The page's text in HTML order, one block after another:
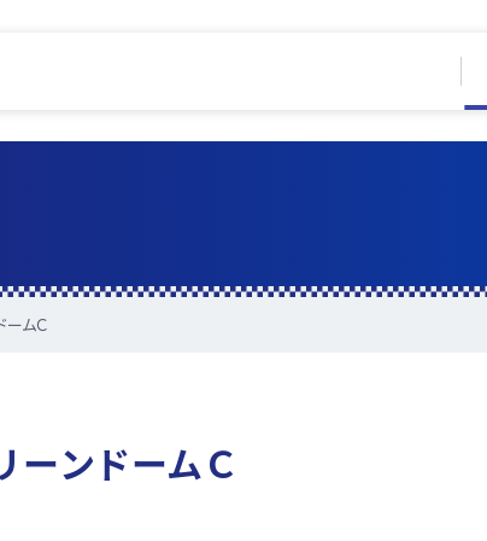
ームＣ
ーンドームＣ